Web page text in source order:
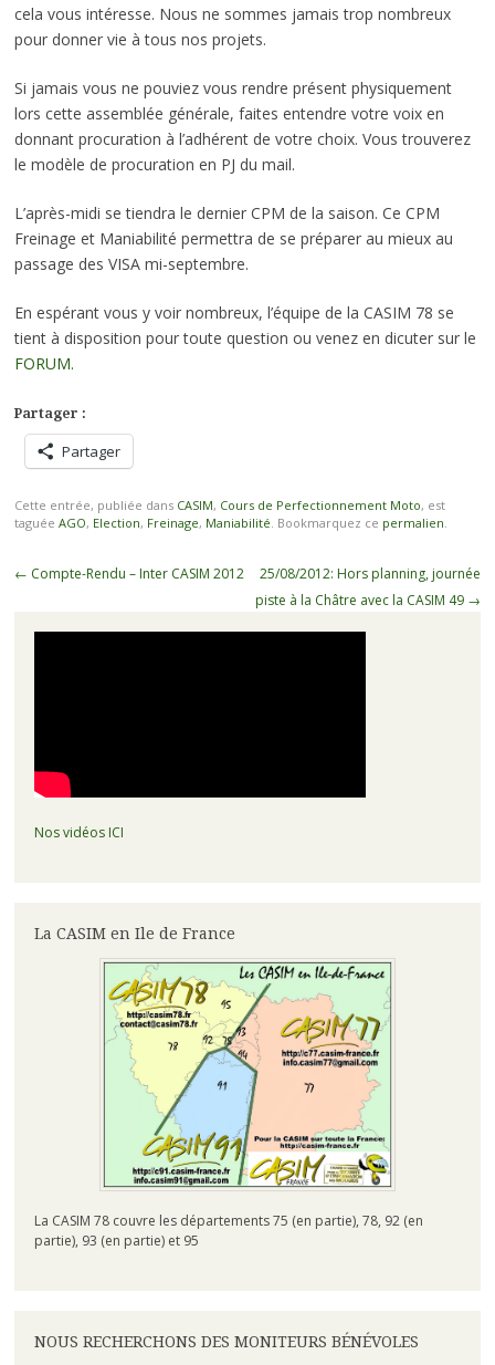
cela vous intéresse. Nous ne sommes jamais trop nombreux
pour donner vie à tous nos projets.
Si jamais vous ne pouviez vous rendre présent physiquement
lors cette assemblée générale, faites entendre votre voix en
donnant procuration à l’adhérent de votre choix. Vous trouverez
le modèle de procuration en PJ du mail.
L’après-midi se tiendra le dernier CPM de la saison. Ce CPM
Freinage et Maniabilité permettra de se préparer au mieux au
passage des VISA mi-septembre.
En espérant vous y voir nombreux, l’équipe de la CASIM 78 se
tient à disposition pour toute question ou venez en dicuter sur le
FORUM.
Partager :
Partager
Cette entrée, publiée dans CASIM, Cours de Perfectionnement Moto, est
taguée AGO, Election, Freinage, Maniabilité . Bookmarquez ce permalien
Navigation
← Compte-Rendu – Inter CASIM 2012
25/08/2012: Hors planning, journée
piste à la Châtre avec la CASIM 49 →
Nos vidéos ICI
La CASIM en Ile de France
La CASIM 78 couvre les départements 75 (en partie), 78, 92 (en
partie), 93 (en partie) et 95
NOUS RECHERCHONS DES MONITEURS BÉNÉVOLES